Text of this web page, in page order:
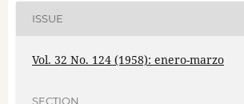
ISSUE
Vol. 32 No. 124 (1958): enero-marzo
SECTION